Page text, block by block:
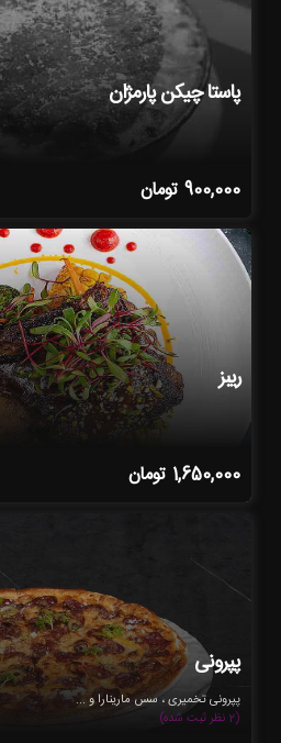
پاستا چیکن پارمژان
900,000 تومان
ریبز
1,650,000 تومان
پپرونی
پپرونی تخمیری ، سس مارینارا و ...
(2 نظر ثبت شده)